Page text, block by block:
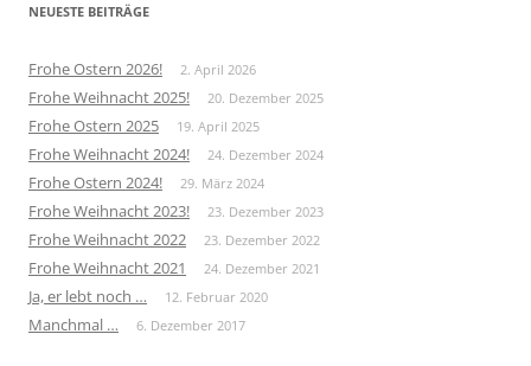
NEUESTE BEITRÄGE
Frohe Ostern 2026! 2. April 2026
Frohe Weihnacht 2025! 20. Dezember 2025
Frohe Ostern 2025 19. April 2025
Frohe Weihnacht 2024! 24. Dezember 2024
Frohe Ostern 2024! 29. März 2024
Frohe Weihnacht 2023! 23. Dezember 2023
Frohe Weihnacht 2022 23. Dezember 2022
Frohe Weihnacht 2021 24. Dezember 2021
Ja, er lebt noch … 12. Februar 2020
Manchmal … 6. Dezember 2017